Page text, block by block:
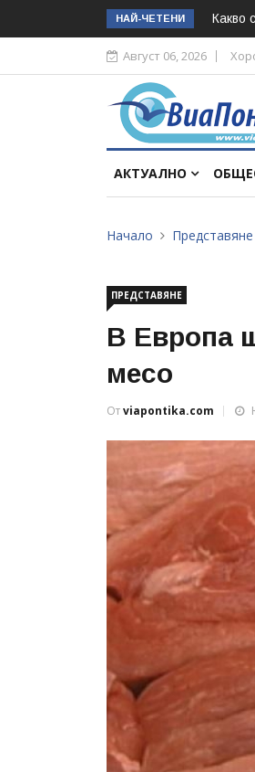
НАЙ-ЧЕТЕНИ Какво
Август 06, 2026
АКТУАЛНО
Начало Представяне
ПРЕДСТАВЯНЕ
В Европа
месо
Отviapontika.com